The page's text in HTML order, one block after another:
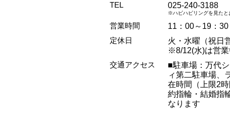
TEL
025-240-3188
※ハピハピリングを見たと
営業時間
11：00～19：30
定休日
火・水曜（祝日
※8/12(水)は営業
交通アクセス
■駐車場：万代
ィ第二駐車場
在時間（上限2
約指輪・結婚指
なります